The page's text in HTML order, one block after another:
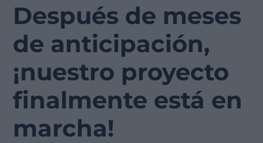
Después de meses
de anticipación,
¡nuestro proyecto
finalmente está en
marcha!